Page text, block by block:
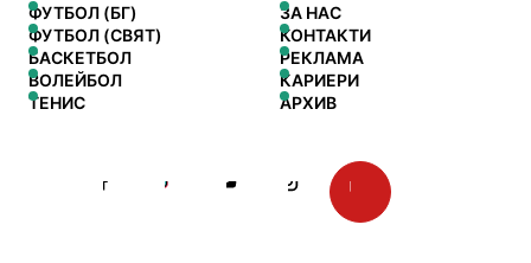
ФУТБОЛ (БГ)
ФУТБОЛ (СВЯТ)
БАСКЕТБОЛ
ВОЛЕЙБОЛ
ТЕНИС
ЗА НАС
КОНТАКТИ
РЕКЛАМА
КАРИЕРИ
АРХИВ